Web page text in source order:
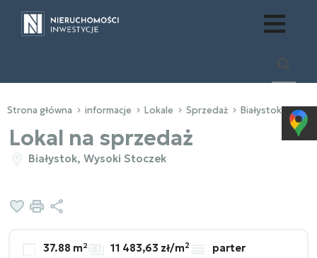
Strona główna informacje Lokale Sprzedaż Białystok
Lokal na sprzedaż
Białystok, Wysoki Stoczek
Dodaj do ulubionych
Drukuj
37.88 m² 11 483,63 zł/m2
parter